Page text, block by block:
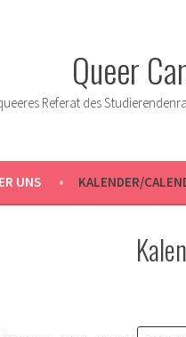
Queer
Referat des
UNS KALENDER/